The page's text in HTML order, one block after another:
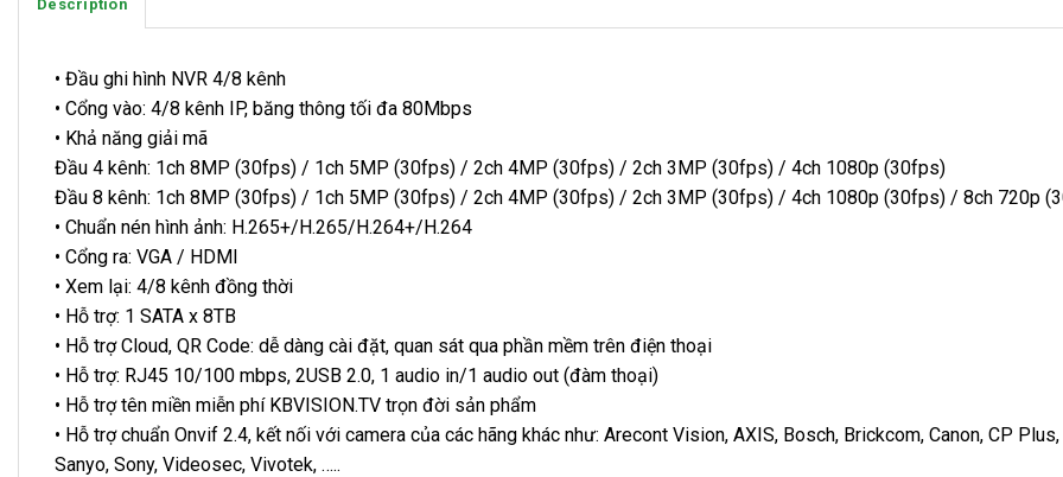
Description
• Đầu ghi hình NVR 4/8 kênh
• Cổng vào: 4/8 kênh IP, băng thông tối đa 80Mbps
• Khả năng giải mã
Đầu 4 kênh: 1ch 8MP (30fps) / 1ch 5MP (30fps) / 2ch 4MP (30fps) / 2ch 3MP (30fps) / 4ch 1080p (30fps)
Đầu 8 kênh: 1ch 8MP (30fps) / 1ch 5MP (30fps) / 2ch 4MP (30fps) / 2ch 3MP (30fps) / 4ch 1080p (30fps) / 8ch 720p
• Chuẩn nén hình ảnh: H.265+/H.265/H.264+/H.264
• Cổng ra: VGA / HDMI
• Xem lại: 4/8 kênh đồng thời
• Hỗ trợ: 1 SATA x 8TB
• Hỗ trợ Cloud, QR Code: dễ dàng cài đặt, quan sát qua phần mềm trên điện thoại
• Hỗ trợ: RJ45 10/100 mbps, 2USB 2.0, 1 audio in/1 audio out (đàm thoại)
• Hỗ trợ tên miền miễn phí KBVISION.TV trọn đời sản phẩm
• Hỗ trợ chuẩn Onvif 2.4, kết nối với camera của các hãng khác như: Arecont Vision, AXIS, Bosch, Brickcom, Canon, CP
Sanyo, Sony, Videosec, Vivotek, …..